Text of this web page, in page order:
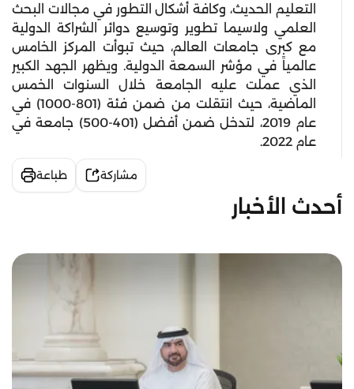
التعليم الحديث، وكافة أشكال التطور في مجالات البحث
العلمي ولاسيما تطوير وتوسيع دوائر الشراكة الدولية
مع كبرى جامعات العالم، حيث تبوأت المركز الخامس
عالمياً في مؤشر السمعة الدولية. ويظهر الجهد الكبير
الذي عملت عليه الجامعة خلال السنوات الخمس
الماضية، حيث انتقلت من ضمن فئة (801-1000) في
عام 2019، لتدخل ضمن أفضل (401-500) جامعة في
عام 2022.
مشاركة طباعة
أحدث الأخبار